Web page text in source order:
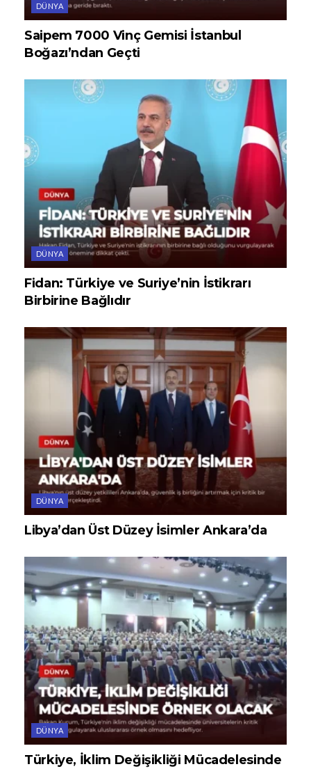
DÜNYA
Saipem 7000 Vinç Gemisi İstanbul
Boğazı’ndan Geçti
DÜNYA
Fidan: Türkiye ve Suriye’nin İstikrarı
Birbirine Bağlıdır
DÜNYA
Libya’dan Üst Düzey İsimler Ankara’da
DÜNYA
Türkiye, İklim Değişikliği Mücadelesinde